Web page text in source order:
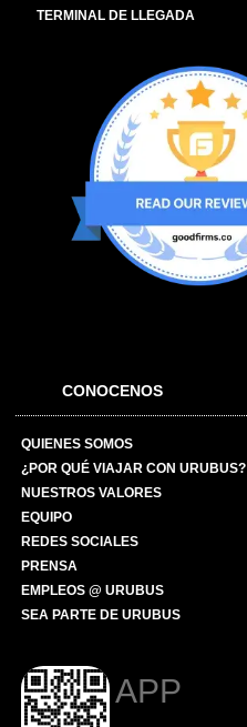
TERMINAL DE LLEGADA
CONOCENOS
QUIENES SOMOS
¿POR QUÉ VIAJAR CON URUBUS?
NUESTROS VALORES
EQUIPO
REDES SOCIALES
PRENSA
EMPLEOS @ URUBUS
SEA PARTE DE URUBUS
APP